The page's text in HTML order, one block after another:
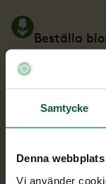
Samtycke
Denna
Vi använder
Beställa
Ge
Skriva